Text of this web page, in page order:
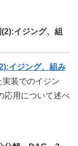
イジング、組
:イジング、組み
実装でのイジン
応用について述べ